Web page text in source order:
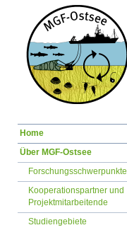
Navigation
Home
Über MGF-Ostsee
Forschungsschwerpunkte
Kooperationspartner und
Projektmitarbeitende
Studiengebiete